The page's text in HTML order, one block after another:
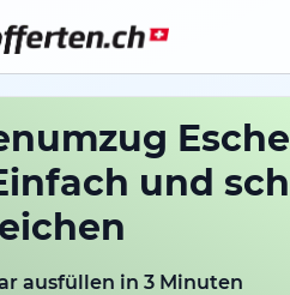
und
ausfüllen in 3 Minuten